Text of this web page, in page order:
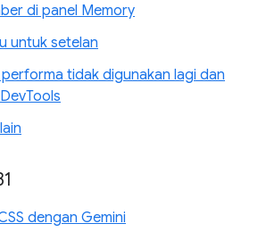
di panel Memory
untuk setelan
tidak digunakan lagi dan
dengan Gemini